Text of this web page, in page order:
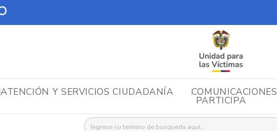
ATENCIÓN Y SERVICIOS CIUDADANÍA COMUNICACIONES
PARTICIPA
Buscar: